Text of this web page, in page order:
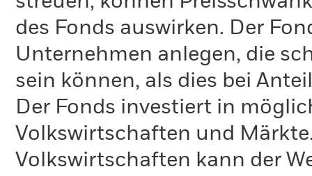
des Fonds auswirken. Der
Unternehmen anlegen, die
sein können, als dies bei
Der Fonds investiert in
Volkswirtschaften und
Volkswirtschaften kann der